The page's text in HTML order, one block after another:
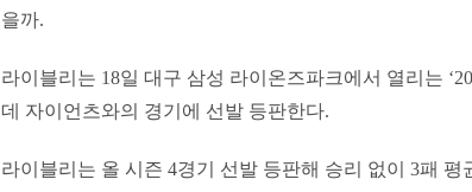
을까.
라이블리는 18일 대구 삼성 라이온즈파크에서 열리는
데 자이언츠와의 경기에 선발 등판한다.
라이블리는 올 시즌 4경기 선발 등판해 승리 없이 3패 평